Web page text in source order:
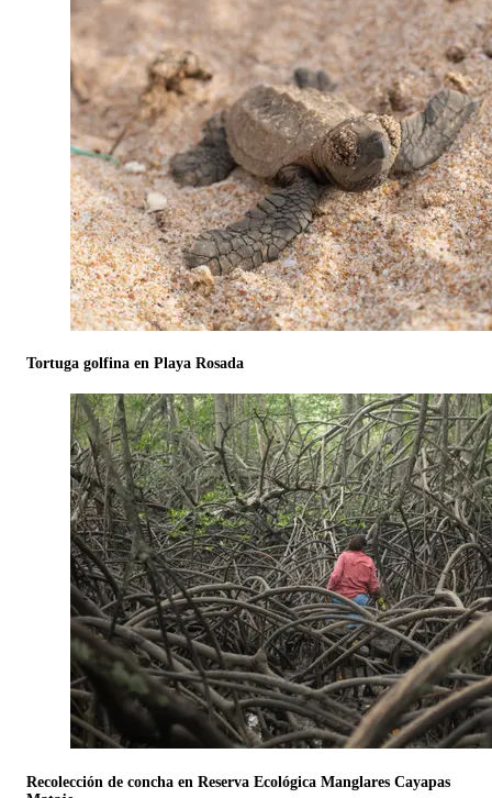
Tortuga golfina en Playa Rosada
Recolección de concha en Reserva Ecológica Manglares Cayapas